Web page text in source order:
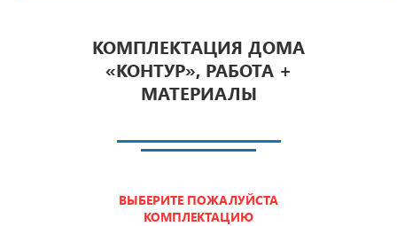
КОМПЛЕКТАЦИЯ ДОМА
«КОНТУР», РАБОТА +
МАТЕРИАЛЫ
ВЫБЕРИТЕ ПОЖАЛУЙСТА
КОМПЛЕКТАЦИЮ